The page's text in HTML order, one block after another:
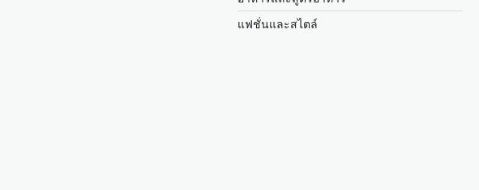
แฟชั่นและสไตล์